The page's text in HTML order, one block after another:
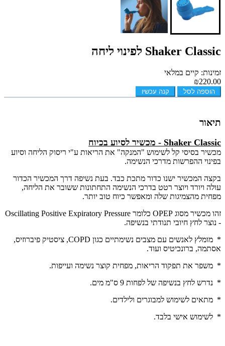
Shaker Classic לפינוי ליחה
זמינות: קיים במלאי
₪220.00
הוספה לסל קנה עכשיו
תיאור
Shaker Classic - מכשיר לסיוע בכיוח
מכשיר בסיסי קל לשימוש "המנקה" את הריאות ע"י ריסוק הליחה וסיוע
בפינוי ההפרשות מדרכי הנשימה.
בקצה המכשיר ישנו כדור מתכת כבד. בעת נשיפה דרך המכשיר הכדור
עולה ויורד ויוצר רטט בדרכי הנשימה התחתונות ששובר את הליחה,
מפחית מהצמיגות שלה ומאפשר כיוח טוב יותר.
זהו מכשיר מסוג OPEP כלומר Oscillating Positive Expiratory Pressure
- נוצר לחץ חיובי תנודתי בנשיפה.
* מומלץ לאנשים עם מצבים נשימתיים כגון COPD, ציסטיק פיברוזיס,
אסתמה, ברונכיטיס ועוד.
* משפר את תפקוד הריאות, מפחית קוצר נשימה ועייפות.
* נדרש לחץ בנשיפה של לפחות 9 ס"מ מים.
* מתאים לשימוש למבוגרים ולילדים.
* לשימוש אישי בלבד.